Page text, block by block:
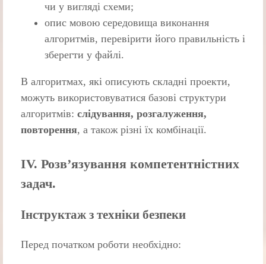
чи у вигляді схеми;
опис мовою середовища виконання
алгоритмів, перевірити його правильність і
зберегти у файлі.
В алгоритмах, які описують складні проекти,
можуть використовуватися базові структури
алгоритмів: слідування, розгалуження,
повторення, а також різні їх комбінації.
ІV. Розв’язування компетентністних
задач.
Інструктаж з техніки безпеки
Перед початком роботи необхідно: